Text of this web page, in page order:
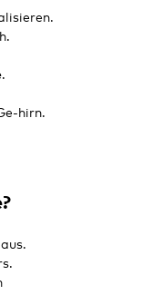
.
hirn.